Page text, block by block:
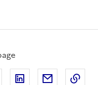
sur Facebook
Partager sur XPartager surPartager